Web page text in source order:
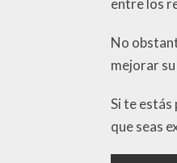
entre los
No
mejorar
Si te estás
que seas